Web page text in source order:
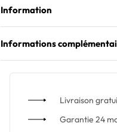
Information
Informations
Livraison
Garantie 24